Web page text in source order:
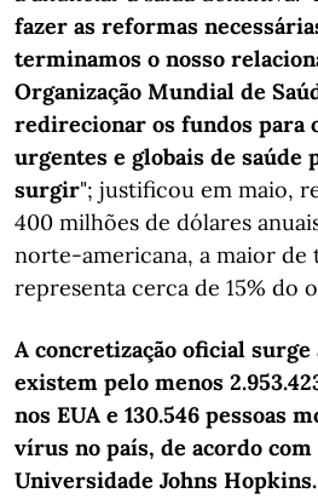
fazer as reformas
terminamos o nosso
Organização Mundial de
redirecionar os fundos para
urgentes e globais de saúde
surgir"; justificou em maio,
400 milhões de dólares
norte-americana, a maior de
representa cerca de 15% do
A concretização oficial surge
existem pelo menos
nos EUA e 130.546 pessoas
vírus no país, de acordo com
Universidade Johns Hopkins.